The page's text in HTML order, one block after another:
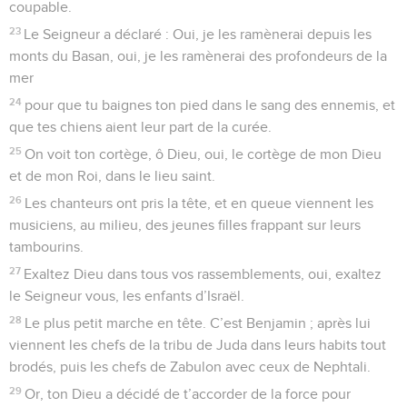
coupable.
23 Le Seigneur a déclaré : Oui, je les ramènerai depuis les
monts du Basan, oui, je les ramènerai des profondeurs de la
mer
24 pour que tu baignes ton pied dans le sang des ennemis, et
que tes chiens aient leur part de la curée.
25 On voit ton cortège, ô Dieu, oui, le cortège de mon Dieu
et de mon Roi, dans le lieu saint.
26 Les chanteurs ont pris la tête, et en queue viennent les
musiciens, au milieu, des jeunes filles frappant sur leurs
tambourins.
27 Exaltez Dieu dans tous vos rassemblements, oui, exaltez
le Seigneur vous, les enfants d’Israël.
28 Le plus petit marche en tête. C’est Benjamin ; après lui
viennent les chefs de la tribu de Juda dans leurs habits tout
brodés, puis les chefs de Zabulon avec ceux de Nephtali.
29 Or, ton Dieu a décidé de t’accorder de la force pour